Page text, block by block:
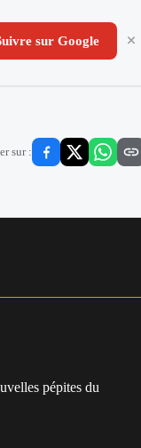
sur Google
sur :
pépites du